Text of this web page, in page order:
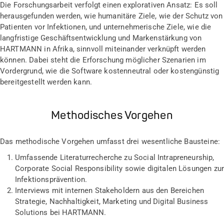
Die Forschungsarbeit verfolgt einen explorativen Ansatz: Es soll
herausgefunden werden, wie humanitäre Ziele, wie der Schutz von
Patienten vor Infektionen, und unternehmerische Ziele, wie die
langfristige Geschäftsentwicklung und Markenstärkung von
HARTMANN in Afrika, sinnvoll miteinander verknüpft werden
können. Dabei steht die Erforschung möglicher Szenarien im
Vordergrund, wie die Software kostenneutral oder kostengünstig
bereitgestellt werden kann.
Methodisches Vorgehen
Das methodische Vorgehen umfasst drei wesentliche Bausteine:
Umfassende Literaturrecherche zu Social Intrapreneurship,
Corporate Social Responsibility sowie digitalen Lösungen zur
Infektionsprävention.
Interviews mit internen Stakeholdern aus den Bereichen
Strategie, Nachhaltigkeit, Marketing und Digital Business
Solutions bei HARTMANN.